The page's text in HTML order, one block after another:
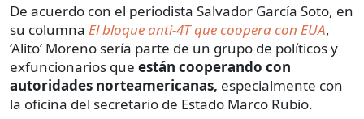
De acuerdo con el periodista Salvador García Soto, en
su columna El bloque anti-4T que coopera con EUA,
‘Alito’ Moreno sería parte de un grupo de políticos y
exfuncionarios que están cooperando con
autoridades norteamericanas, especialmente con
la oficina del secretario de Estado Marco Rubio.